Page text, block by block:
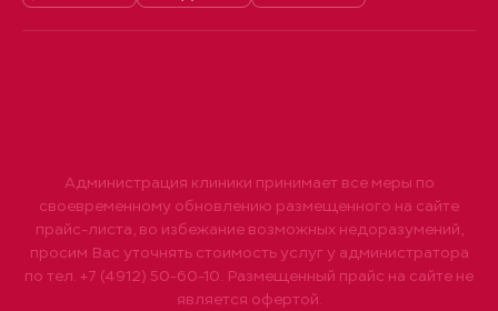
Администрация клиники принимает все меры по
своевременному обновлению размещенного на сайте
прайс-листа, во избежание возможных недоразумений,
просим Вас уточнять стоимость услуг у администратора
по тел. +7 (4912) 50-60-10. Размещенный прайс на сайте не
является офертой.